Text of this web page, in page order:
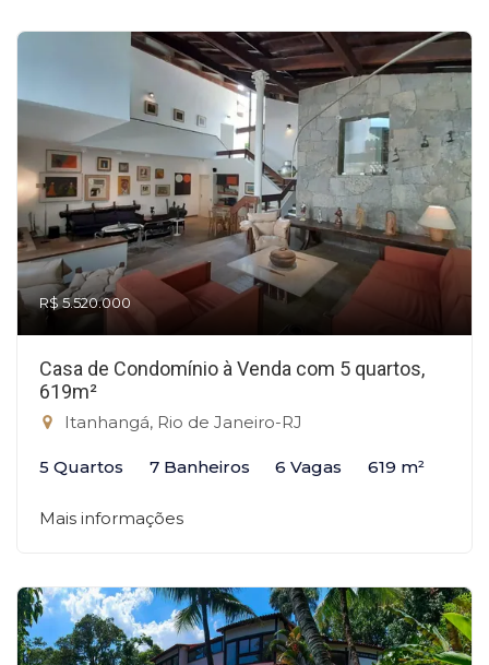
R$ 5.520.000
Casa de Condomínio à Venda com 5 quartos,
619m²
Itanhangá, Rio de Janeiro-RJ
5 Quartos 7 Banheiros 6 Vagas 619 m²
Mais informações